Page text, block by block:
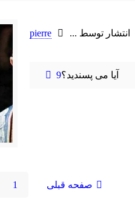
انتشار توسط ... pierre
آیا می پسندید؟9
صفحه قبلی 1